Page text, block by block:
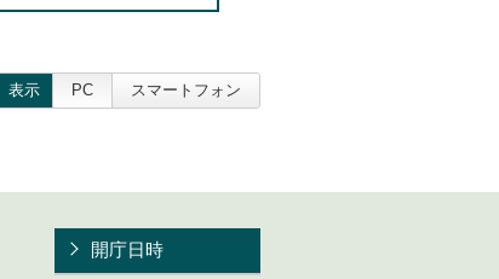
表示 PC スマートフォン
開庁日時